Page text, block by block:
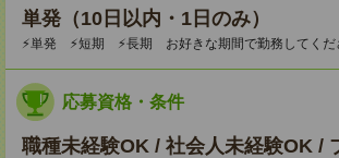
単発（10日以内・1日のみ）
⚡単発 ⚡短期 ⚡長期 お好きな期間で勤務してくだ
応募資格・条件
職種未経験OK / 社会人未経験OK /